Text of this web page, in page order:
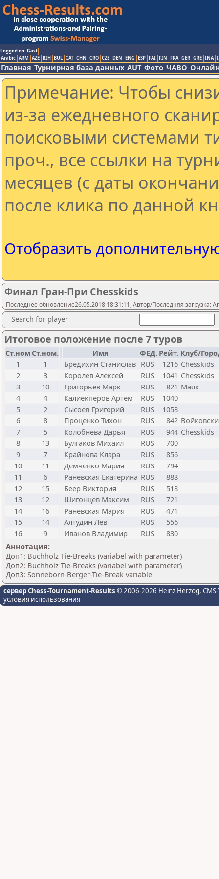
Logged on: Gast
Arabic ARM AZE BIH BUL CAT CHN CRO CZE DEN ENG ESP FAI FIN FRA GER GRE INA
Главная Турнирная база данных AUT Фото ЧАВО
Примечание: Чтобы
из-за ежедневного
поисковыми системами
проч., все ссылки на
месяцев (с даты
после клика по данной
Отобразить
Финал Гран-При Chesskids
Последнее обновление26.05.2018 18:31:11, Автор/Последняя загрузка:
Search for player
Итоговое положение после 7 туров
Ст.ном Ст.ном. Имя ФЕД. Рейт. Клуб/
1
1 Бредихин Станислав RUS 1216 Chesskids
2
3 Королев Алексей RUS 1041 Chesskids
3
10 Григорьев Марк RUS 821 Маяк
4
4 Калиекперов Артем RUS
1040
5
2 Сысоев Григорий RUS
1058
6
8 Проценко Тихон RUS 842
7
5 Колобнева Дарья RUS 944 Chesskids
8
13 Булгаков Михаил RUS
700
9
7 Крайнова Клара RUS
856
10
11 Демченко Мария RUS
794
11
6 Раневская Екатерина RUS
888
12
15 Беер Виктория RUS
518
13
12 Шигонцев Максим RUS
721
14
16 Раневская Мария RUS
471
15
14 Алтудин Лев RUS
556
16
9 Иванов Владимир RUS
830
Аннотация:
Доп1: Buchholz Tie-Breaks (variabel with parameter)
Доп2: Buchholz Tie-Breaks (variabel with parameter)
Доп3: Sonneborn-Berger-Tie-Break variable
сервер Chess-Tournament-Results © 2006-2026 Heinz Herzog,
условия использования